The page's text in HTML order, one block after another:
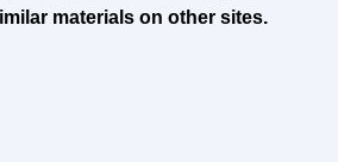
materials on other sites.